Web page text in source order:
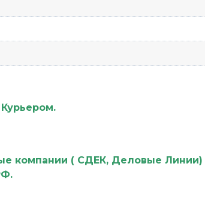
компании ( СДЕК, Деловые